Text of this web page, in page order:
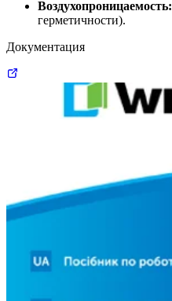
Воздухопроницаемость:
герметичности).
Документация